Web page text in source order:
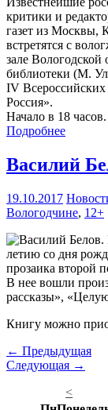
критики и
газет из Москвы,
встретятся с
зале Вологодской
библиотеки (М.
IV Всероссийских
Россия».
Начало в 18 часов.
Подробнее
Василий
19.10.2017
Вологодчине, 12+
летию со дня
прозаика второй
В нее вошли
рассказы»,
Книгу можно
← Предыдущая
Следующая →
<